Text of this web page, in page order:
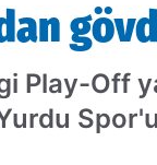
Play-Off